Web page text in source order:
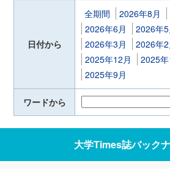
日付から
全期間 2026年8月
2026年6月
2026年5
2026年3月
2026年2
2025年12月
2025年
2025年9月
ワードから
大学Times誌バック